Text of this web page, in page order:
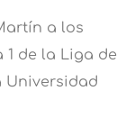
a los
de la Liga de
Universidad